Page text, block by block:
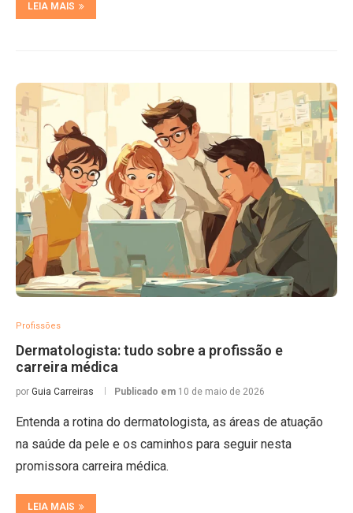
LEIA MAIS
Profissões
Dermatologista: tudo sobre a profissão e
carreira médica
por Guia Carreiras Publicado em 10 de maio de 2026
Entenda a rotina do dermatologista, as áreas de atuação
na saúde da pele e os caminhos para seguir nesta
promissora carreira médica.
LEIA MAIS